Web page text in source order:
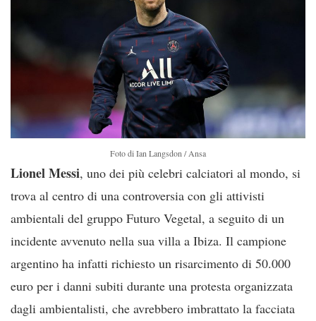
Foto di Ian Langsdon / Ansa
Lionel Messi, uno dei più celebri calciatori al mondo, si
trova al centro di una controversia con gli attivisti
ambientali del gruppo Futuro Vegetal, a seguito di un
incidente avvenuto nella sua villa a Ibiza. Il campione
argentino ha infatti richiesto un risarcimento di 50.000
euro per i danni subiti durante una protesta organizzata
dagli ambientalisti, che avrebbero imbrattato la facciata